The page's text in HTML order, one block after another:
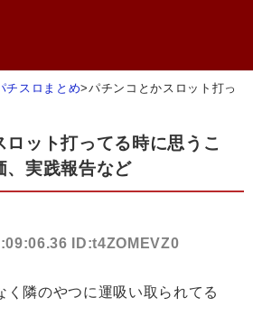
チスロまとめ>パチンコとかスロット打っ
ロット打ってる時に思うこ
、実践報告など
ID:t4ZOMEVZ0
く隣のやつに運吸い取られてる